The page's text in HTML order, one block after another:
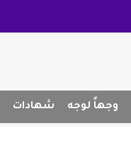
وجهاً لوجه شهادات